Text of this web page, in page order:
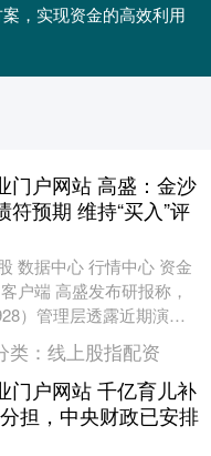
，实现资金的高效利用
门户网站 高盛：金沙
符预期 维持“买入”评
数据中心 行情中心 资金
户端 高盛发布研报称，
）管理层透露近期演唱
高端客户到访股票配资行
类： 线上股指配资
门户网站 千亿育儿补
担，中央财政已安排